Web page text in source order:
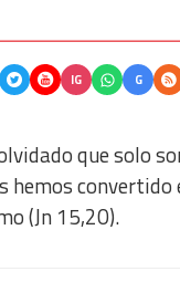
IG G
que solo
hemos convertido
(Jn 15,20).